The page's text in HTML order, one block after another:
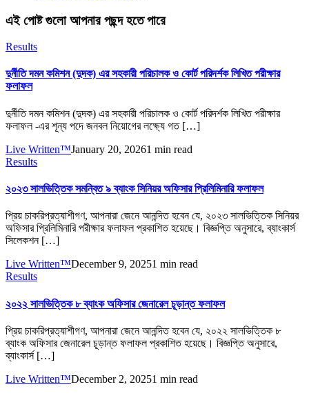
এই পোষ্ট গুলো আপনার পছন্দ হতে পারে
Results
দুর্নীতি দমন কমিশন (দুদক) এর সহকারী পরিচালক ও কোর্ট পরিদর্শক লিখিত পরীক্ষার
ফলাফল
দুর্নীতি দমন কমিশন (দুদক) এর সহকারী পরিচালক ও কোর্ট পরিদর্শক লিখিত পরীক্ষার
ফলাফল -এর শূন্য পদে জনবল নিয়োগের লক্ষ্যে গত […]
Live Written™January 20, 20261 min read
Results
২০২৩ সালভিত্তিক সমন্বিত ৯ ব্যাংক সিনিয়র অফিসার প্রিলিমিনারি ফলাফল
প্রিয় চাকরিপ্রত্যাশীগণ, আপনারা জেনে আনন্দিত হবেন যে, ২০২৩ সালভিত্তিক সিনিয়র
অফিসার প্রিলিমিনারি পরীক্ষার ফলাফল প্রকাশিত হয়েছে। বিজ্ঞপ্তি অনুসারে, ব্যাংকার্স
সিলেকশন […]
Live Written™December 9, 20251 min read
Results
২০২২ সালভিত্তিক ৮ ব্যাংক অফিসার জেনারেল চূড়ান্ত ফলাফল
প্রিয় চাকরিপ্রত্যাশীগণ, আপনারা জেনে আনন্দিত হবেন যে, ২০২২ সালভিত্তিক ৮
ব্যাংক অফিসার জেনারেল চূড়ান্ত ফলাফল প্রকাশিত হয়েছে। বিজ্ঞপ্তি অনুসারে,
ব্যাংকার্স […]
Live Written™December 2, 20251 min read